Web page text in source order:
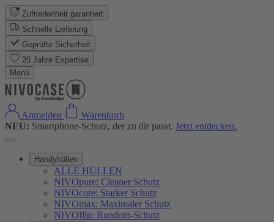
Zufriedenheit garantiert
Schnelle Lieferung
Geprüfte Sicherheit
20 Jahre Expertise
Menü
Anmelden
Warenkorb
NEU: Smartphone-Schutz, der zu dir passt. Jetzt entdecken.
Handyhüllen
ALLE HÜLLEN
NIVOpure: Cleaner Schutz
NIVOcore: Starker Schutz
NIVOmax: Maximaler Schutz
NIVOflip: Rundum-Schutz